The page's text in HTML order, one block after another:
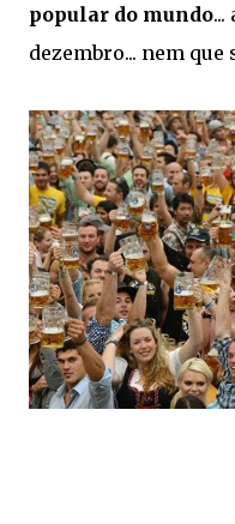
popular do mundo
dezembro... nem que